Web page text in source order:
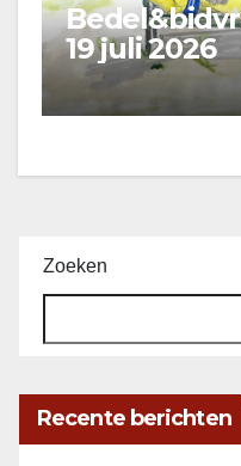
19 juli 2026
Zoeken
Recente berichten